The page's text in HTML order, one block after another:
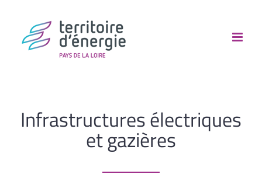
contenu
Infrastructures électriques
et gazières